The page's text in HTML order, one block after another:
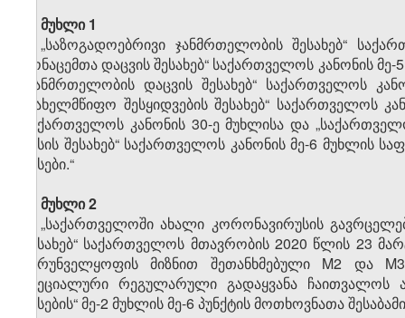
მუხლი 1
„საზოგადოებრივი ჯანმრთელობის შესახებ“
მონაცემთა დაცვის შესახებ“ საქართველოს კანონის მე-
„ჯანმრთელობის დაცვის შესახებ“ საქართველოს
„სახელმწიფო შესყიდვების შესახებ“ საქართველოს
საქართველოს კანონის 30-ე მუხლისა და
წესის შესახებ“ საქართველოს კანონის მე-6 მუხლის
წესები.“
მუხლი 2
„საქართველოში ახალი კორონავირუსის
შესახებ“ საქართველოს მთავრობის 2020 წლის 23
უზრუნველყოფის მიზნით შეთანხმებული M2 და
სპეციალური რეგულარული გადაყვანა ჩაითვალოს
წესების“ მე-2 მუხლის მე-6 პუნქტის მოთხოვნათა